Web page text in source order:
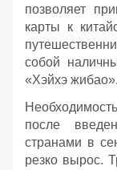
позволяет
карты к
собой
«Хэйхэ жибао».
после
странами в
резко вырос.